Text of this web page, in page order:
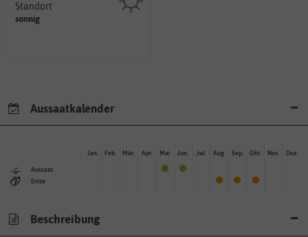
Standort
sonnig
Pflanze? (schattig, halbschattig,
sonnig, vollsonnig)
Aussaatkalender
Aussaat
Ernte
Jan. Feb. Mär. Apr. Mai Jun. Jul. Aug. Sep. Okt. Nov. Dez.
Beschreibung